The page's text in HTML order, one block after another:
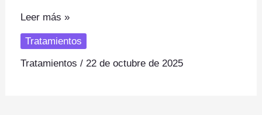
at
s
A
Li
Leer más »
Tratamientos
Tratamientos / 22 de octubre de 2025